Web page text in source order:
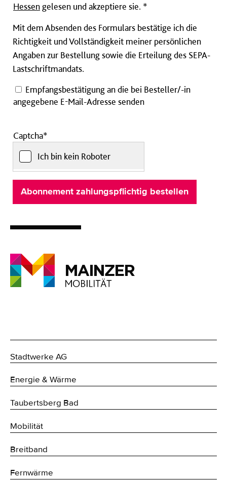
Hessen gelesen und akzeptiere sie. *
Mit dem Absenden des Formulars bestätige ich die
Richtigkeit und Vollständigkeit meiner persönlichen
Angaben zur Bestellung sowie die Erteilung des SEPA-
Lastschriftmandats.
Empfangsbestätigung an die bei Besteller/-in
angegebene E-Mail-Adresse senden
Captcha*
Ich bin kein Roboter
Stadtwerke AG
Energie & Wärme
Taubertsberg Bad
Mobilität
Breitband
Fernwärme